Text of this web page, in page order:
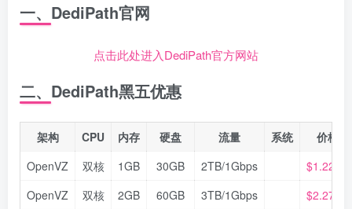
一、DediPath官网
点击此处进入DediPath官方网站
二、DediPath黑五优惠
架构 CPU 内存 硬盘 流量 系统
价格
OpenVZ
双核 1GB 30GB 2TB/1Gbps
$1.22/月
OpenVZ
双核 2GB 60GB 3TB/1Gbps
$2.27/月